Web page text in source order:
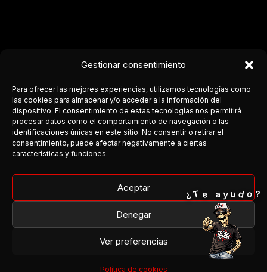
Gestionar consentimiento
Para ofrecer las mejores experiencias, utilizamos tecnologías como
las cookies para almacenar y/o acceder a la información del
dispositivo. El consentimiento de estas tecnologías nos permitirá
procesar datos como el comportamiento de navegación o las
identificaciones únicas en este sitio. No consentir o retirar el
consentimiento, puede afectar negativamente a ciertas
características y funciones.
Aceptar
Denegar
Ver preferencias
Política de cookies
COSTA DEL ROCK
Medio independiente dedicado a la escena rock y metal en
Facebook
¿Tienes una banda?
¿T e a y udo ?